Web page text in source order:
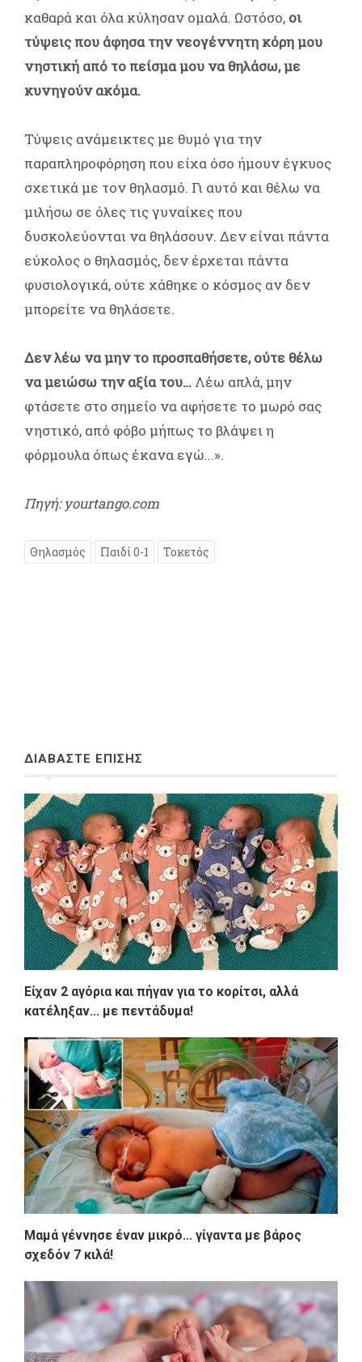
καθαρά και όλα κύλησαν ομαλά. Ωστόσο, οι
τύψεις που άφησα την νεογέννητη κόρη μου
νηστική από το πείσμα μου να θηλάσω, με
κυνηγούν ακόμα.
Τύψεις ανάμεικτες με θυμό για την
παραπληροφόρηση που είχα όσο ήμουν έγκυος
σχετικά με τον θηλασμό. Γι αυτό και θέλω να
μιλήσω σε όλες τις γυναίκες που
δυσκολεύονται να θηλάσουν. Δεν είναι πάντα
εύκολος ο θηλασμός, δεν έρχεται πάντα
φυσιολογικά, ούτε χάθηκε ο κόσμος αν δεν
μπορείτε να θηλάσετε.
Δεν λέω να μην το προσπαθήσετε, ούτε θέλω
να μειώσω την αξία του… Λέω απλά, μην
φτάσετε στο σημείο να αφήσετε το μωρό σας
νηστικό, από φόβο μήπως το βλάψει η
φόρμουλα όπως έκανα εγώ...».
Πηγή: yourtango.com
Θηλασμός Παιδί 0-1 Τοκετός
ΔΙΑΒΑΣΤΕ ΕΠΙΣΗΣ
Είχαν 2 αγόρια και πήγαν για το κορίτσι, αλλά
κατέληξαν... με πεντάδυμα!
Μαμά γέννησε έναν μικρό... γίγαντα με βάρος
σχεδόν 7 κιλά!